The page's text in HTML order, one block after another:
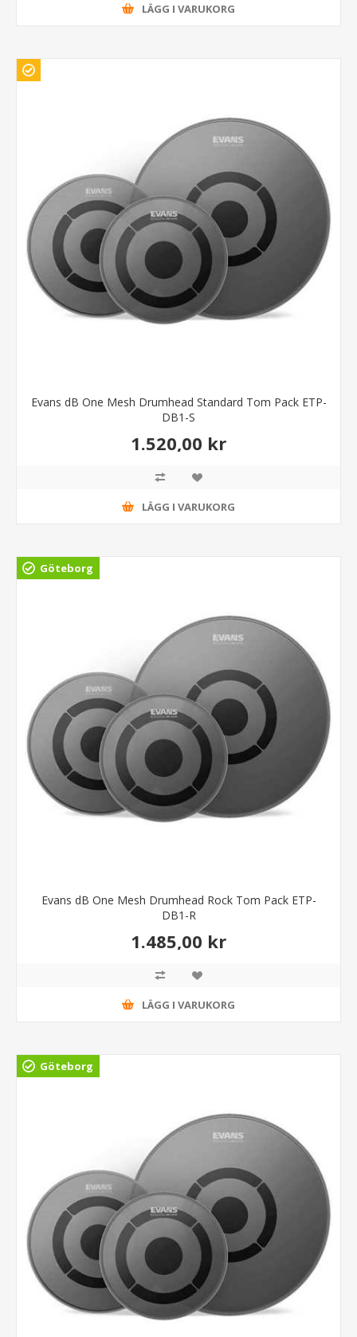
LÄGG I VARUKORG
Evans dB One Mesh Drumhead Standard Tom Pack ETP-
DB1-S
1.520,00 kr
LÄGG I VARUKORG
Göteborg
Evans dB One Mesh Drumhead Rock Tom Pack ETP-
DB1-R
1.485,00 kr
LÄGG I VARUKORG
Göteborg